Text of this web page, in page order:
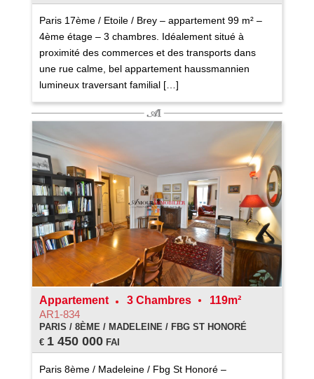
Paris 17ème / Etoile / Brey – appartement 99 m² –
4ème étage – 3 chambres. Idéalement situé à
proximité des commerces et des transports dans
une rue calme, bel appartement haussmannien
lumineux traversant familial […]
Appartement 3 Chambres
119m²
AR1-834
PARIS / 8ÈME / MADELEINE / FBG ST HONORÉ
€ 1 450 000FAI
Paris 8ème / Madeleine / Fbg St Honoré –